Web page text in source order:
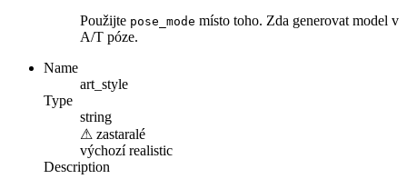
Použijte pose_mode místo toho. Zda generovat model v
A/T póze.
Name
art_style
Type
string
⚠ zastaralé
výchozí realistic
Description